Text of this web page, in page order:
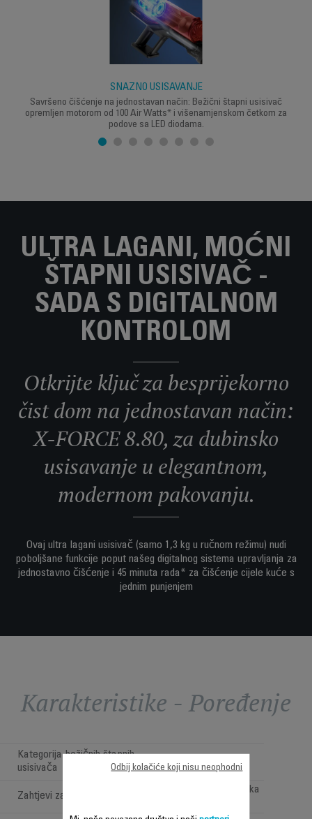
SNAŽNO USISAVANJE
Savršeno čišćenje na jednostavan način: Bežični štapni usisivač
opremljen motorom od 100 Air Watts* i višenamjenskom četkom za
podove sa LED diodama.
ULTRA LAGANI, MOĆNI
ŠTAPNI USISIVAČ -
SADA S DIGITALNOM
KONTROLOM
Otkrijte ključ za besprijekorno
čist dom na jednostavan način:
X-FORCE 8.80, za dubinsko
usisavanje u elegantnom,
modernom pakovanju.
Ovaj ultra lagani usisivač (samo 1,3 kg u ručnom režimu) nudi
poboljšane funkcije poput našeg digitalnog sistema upravljanja za
jednostavno čišćenje i 45 minuta rada* za čišćenje cijele kuće s
jednim punjenjem
Karakteristike - Poređenje
Kategorija bežičnih štapnih
usisivača
Cordless Versatile
Zahtjevi za čišćenje
Pod, namještaj i visoka
Odbij kolačiće koji nisu neophodni